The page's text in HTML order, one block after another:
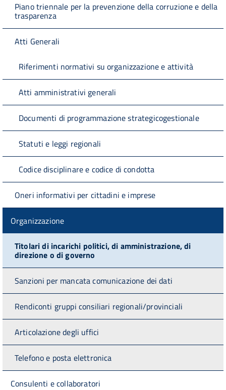
Piano triennale per la prevenzione della corruzione e della
trasparenza
Atti Generali
Riferimenti normativi su organizzazione e attività
Atti amministrativi generali
Documenti di programmazione strategicogestionale
Statuti e leggi regionali
Codice disciplinare e codice di condotta
Oneri informativi per cittadini e imprese
Organizzazione
Titolari di incarichi politici, di amministrazione, di
direzione o di governo
Sanzioni per mancata comunicazione dei dati
Rendiconti gruppi consiliari regionali/provinciali
Articolazione degli uffici
Telefono e posta elettronica
Consulenti e collaboratori